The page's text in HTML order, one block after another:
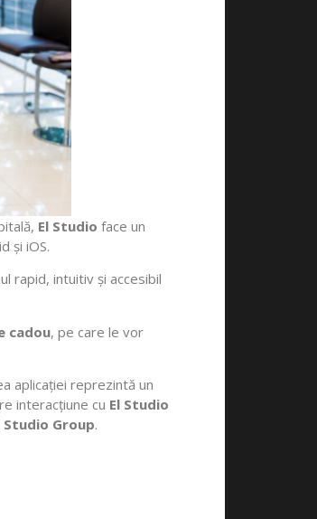
El Studio face un
și iOS.
rapid, intuitiv și accesibil
cadou, pe care le vor
aplicației reprezintă un
interacțiune cu El Studio
Studio Group.